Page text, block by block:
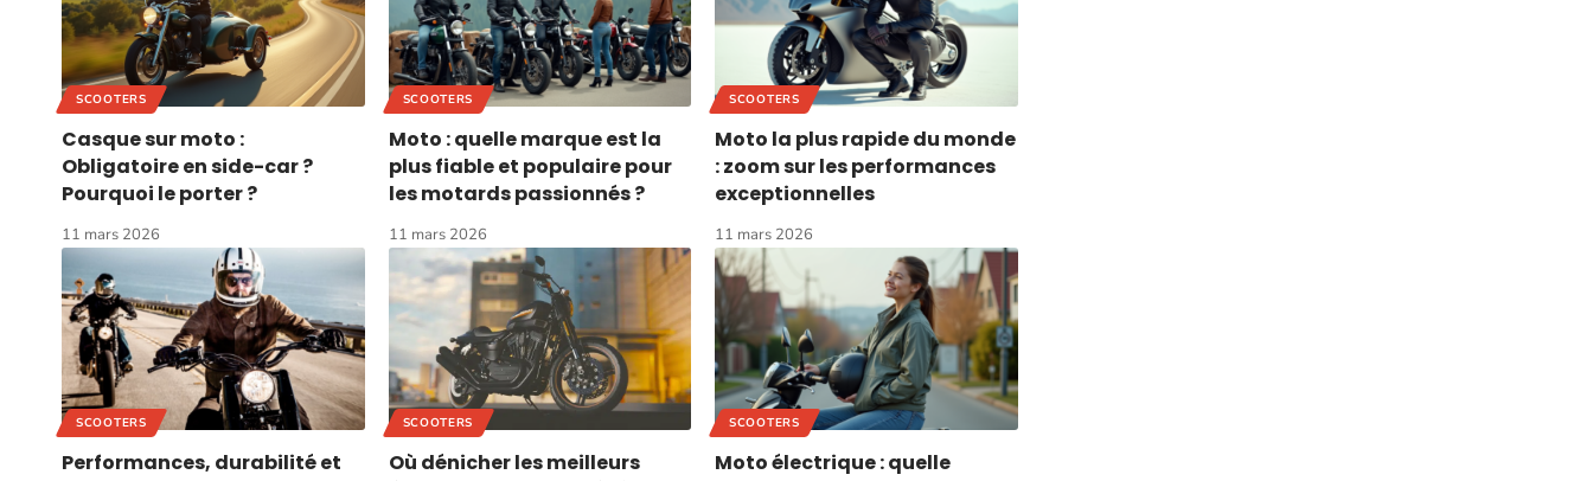
SCOOTERS
Casque sur moto :
Obligatoire en side-car ?
Pourquoi le porter ?
11 mars 2026
SCOOTERS
Moto : quelle marque est la
plus fiable et populaire pour
les motards passionnés ?
11 mars 2026
SCOOTERS
Moto la plus rapide du monde
: zoom sur les performances
exceptionnelles
11 mars 2026
SCOOTERS
Performances, durabilité et
SCOOTERS
Où dénicher les meilleurs
SCOOTERS
Moto électrique : quelle